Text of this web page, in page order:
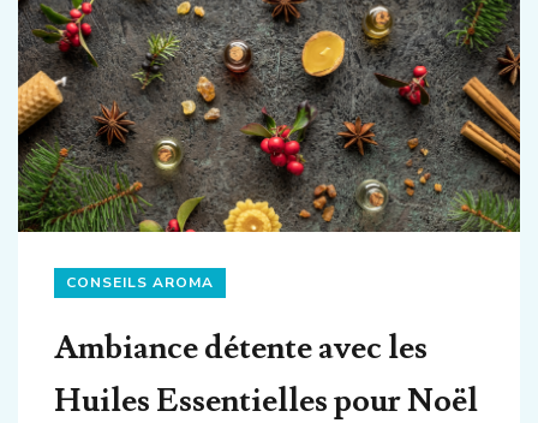
CONSEILS AROMA
Ambiance détente avec les
Huiles Essentielles pour Noël